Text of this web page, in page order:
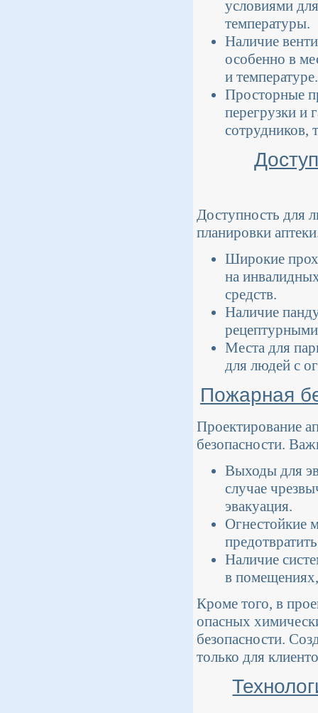
условиями
температуры.
Наличие
особенно в
и температуре.
Просторные
перегрузки и
сотрудников,
Доступность для
планировки
Широкие
на
средств.
Наличие
Места для
для людей с
Пожарная
Проектирование
безопасности.
Выходы для
случае
эвакуация.
Огнестойкие
Наличие
в
Кроме того, в
опасных
безопасности.
только для